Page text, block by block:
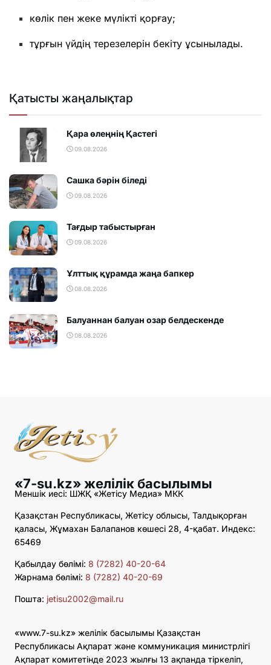
көлік пен жеке мүлікті қорғау;
тұрғын үйдің терезелерін бекіту ұсынылады.
Қатысты жаңалықтар
Қара өлеңнің Қастегі
09.08.2026
Сашка бәрін біледі
09.08.2026
Тағдыр табыстырған
09.08.2026
Ұлттық құрамда жаңа бапкер
08.08.2026
Балуаннан балуан озар белдескенде
08.08.2026
«7-su.kz» желілік басылымы
Меншік иесі: ШЖҚ «Жетісу Медиа» МКК
Қазақстан Республикасы, Жетісу облысы, Талдықорған
қаласы, Жұмахан Балапанов көшесі 28, 4-қабат. Индекс:
65469
Қабылдау бөлімі: 8 (7282) 40-20-64
Жарнама бөлімі: 8 (7282) 40-20-69
Пошта: jetisu2002@mail.ru
«www.7-su.kz» желілік басылымы Қазақстан
Республикасы Ақпарат және коммуникация министрлігі
Ақпарат комитетінде 2023 жылғы 13 ақпанда тіркеліп,